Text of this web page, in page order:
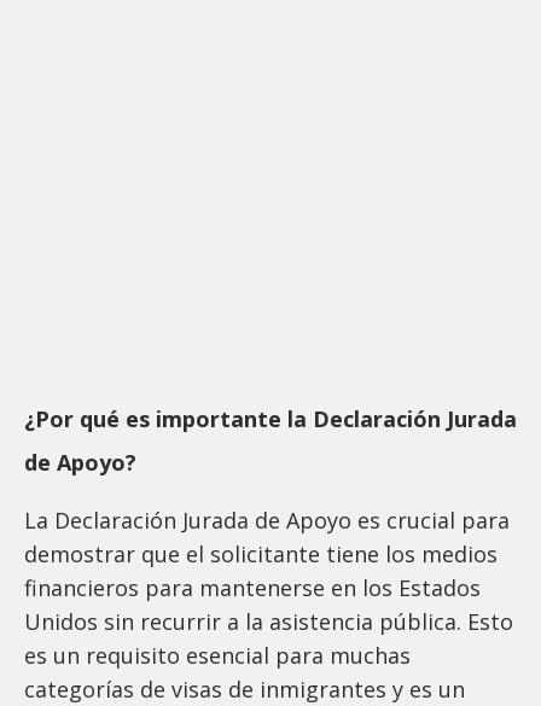
¿Por qué es importante la Declaración Jurada
de Apoyo?
La Declaración Jurada de Apoyo es crucial para
demostrar que el solicitante tiene los medios
financieros para mantenerse en los Estados
Unidos sin recurrir a la asistencia pública. Esto
es un requisito esencial para muchas
categorías de visas de inmigrantes y es un